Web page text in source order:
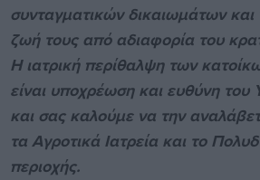
συνταγματικών δικαιωμάτων και
ζωή τους από αδιαφορία του
Η ιατρική περίθαλψη των
είναι υποχρέωση και ευθύνη του
και σας καλούμε να την
τα Αγροτικά Ιατρεία και το
περιοχής.